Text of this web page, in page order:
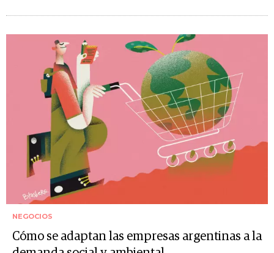
NEGOCIOS
Cómo se adaptan las empresas argentinas a la